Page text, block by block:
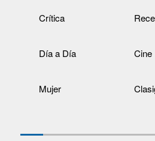
Crítica
Día a Día Cine
Mujer